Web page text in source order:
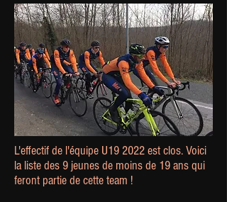
L'effectif de l'équipe U19 2022 est clos. Voici
la liste des 9 jeunes de moins de 19 ans qui
feront partie de cette team !